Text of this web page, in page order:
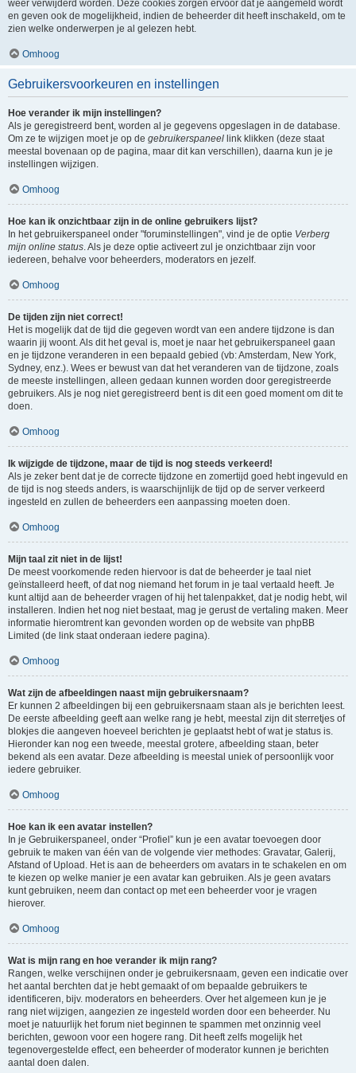
weer verwijderd worden. Deze cookies zorgen ervoor dat je aangemeld wordt
en geven ook de mogelijkheid, indien de beheerder dit heeft inschakeld, om te
zien welke onderwerpen je al gelezen hebt.
Omhoog
Gebruikersvoorkeuren en instellingen
Hoe verander ik mijn instellingen?
Als je geregistreerd bent, worden al je gegevens opgeslagen in de database.
Om ze te wijzigen moet je op de gebruikerspaneel link klikken (deze staat
meestal bovenaan op de pagina, maar dit kan verschillen), daarna kun je je
instellingen wijzigen.
Omhoog
Hoe kan ik onzichtbaar zijn in de online gebruikers lijst?
In het gebruikerspaneel onder "foruminstellingen", vind je de optie Verberg
mijn online status. Als je deze optie activeert zul je onzichtbaar zijn voor
iedereen, behalve voor beheerders, moderators en jezelf.
Omhoog
De tijden zijn niet correct!
Het is mogelijk dat de tijd die gegeven wordt van een andere tijdzone is dan
waarin jij woont. Als dit het geval is, moet je naar het gebruikerspaneel gaan
en je tijdzone veranderen in een bepaald gebied (vb: Amsterdam, New York,
Sydney, enz.). Wees er bewust van dat het veranderen van de tijdzone, zoals
de meeste instellingen, alleen gedaan kunnen worden door geregistreerde
gebruikers. Als je nog niet geregistreerd bent is dit een goed moment om dit te
doen.
Omhoog
Ik wijzigde de tijdzone, maar de tijd is nog steeds verkeerd!
Als je zeker bent dat je de correcte tijdzone en zomertijd goed hebt ingevuld en
de tijd is nog steeds anders, is waarschijnlijk de tijd op de server verkeerd
ingesteld en zullen de beheerders een aanpassing moeten doen.
Omhoog
Mijn taal zit niet in de lijst!
De meest voorkomende reden hiervoor is dat de beheerder je taal niet
geïnstalleerd heeft, of dat nog niemand het forum in je taal vertaald heeft. Je
kunt altijd aan de beheerder vragen of hij het talenpakket, dat je nodig hebt, wil
installeren. Indien het nog niet bestaat, mag je gerust de vertaling maken. Meer
informatie hieromtrent kan gevonden worden op de website van phpBB
Limited (de link staat onderaan iedere pagina).
Omhoog
Wat zijn de afbeeldingen naast mijn gebruikersnaam?
Er kunnen 2 afbeeldingen bij een gebruikersnaam staan als je berichten leest.
De eerste afbeelding geeft aan welke rang je hebt, meestal zijn dit sterretjes of
blokjes die aangeven hoeveel berichten je geplaatst hebt of wat je status is.
Hieronder kan nog een tweede, meestal grotere, afbeelding staan, beter
bekend als een avatar. Deze afbeelding is meestal uniek of persoonlijk voor
iedere gebruiker.
Omhoog
Hoe kan ik een avatar instellen?
In je Gebruikerspaneel, onder “Profiel” kun je een avatar toevoegen door
gebruik te maken van één van de volgende vier methodes: Gravatar, Galerij,
Afstand of Upload. Het is aan de beheerders om avatars in te schakelen en om
te kiezen op welke manier je een avatar kan gebruiken. Als je geen avatars
kunt gebruiken, neem dan contact op met een beheerder voor je vragen
hierover.
Omhoog
Wat is mijn rang en hoe verander ik mijn rang?
Rangen, welke verschijnen onder je gebruikersnaam, geven een indicatie over
het aantal berchten dat je hebt gemaakt of om bepaalde gebruikers te
identificeren, bijv. moderators en beheerders. Over het algemeen kun je je
rang niet wijzigen, aangezien ze ingesteld worden door een beheerder. Nu
moet je natuurlijk het forum niet beginnen te spammen met onzinnig veel
berichten, gewoon voor een hogere rang. Dit heeft zelfs mogelijk het
tegenovergestelde effect, een beheerder of moderator kunnen je berichten
aantal doen dalen.